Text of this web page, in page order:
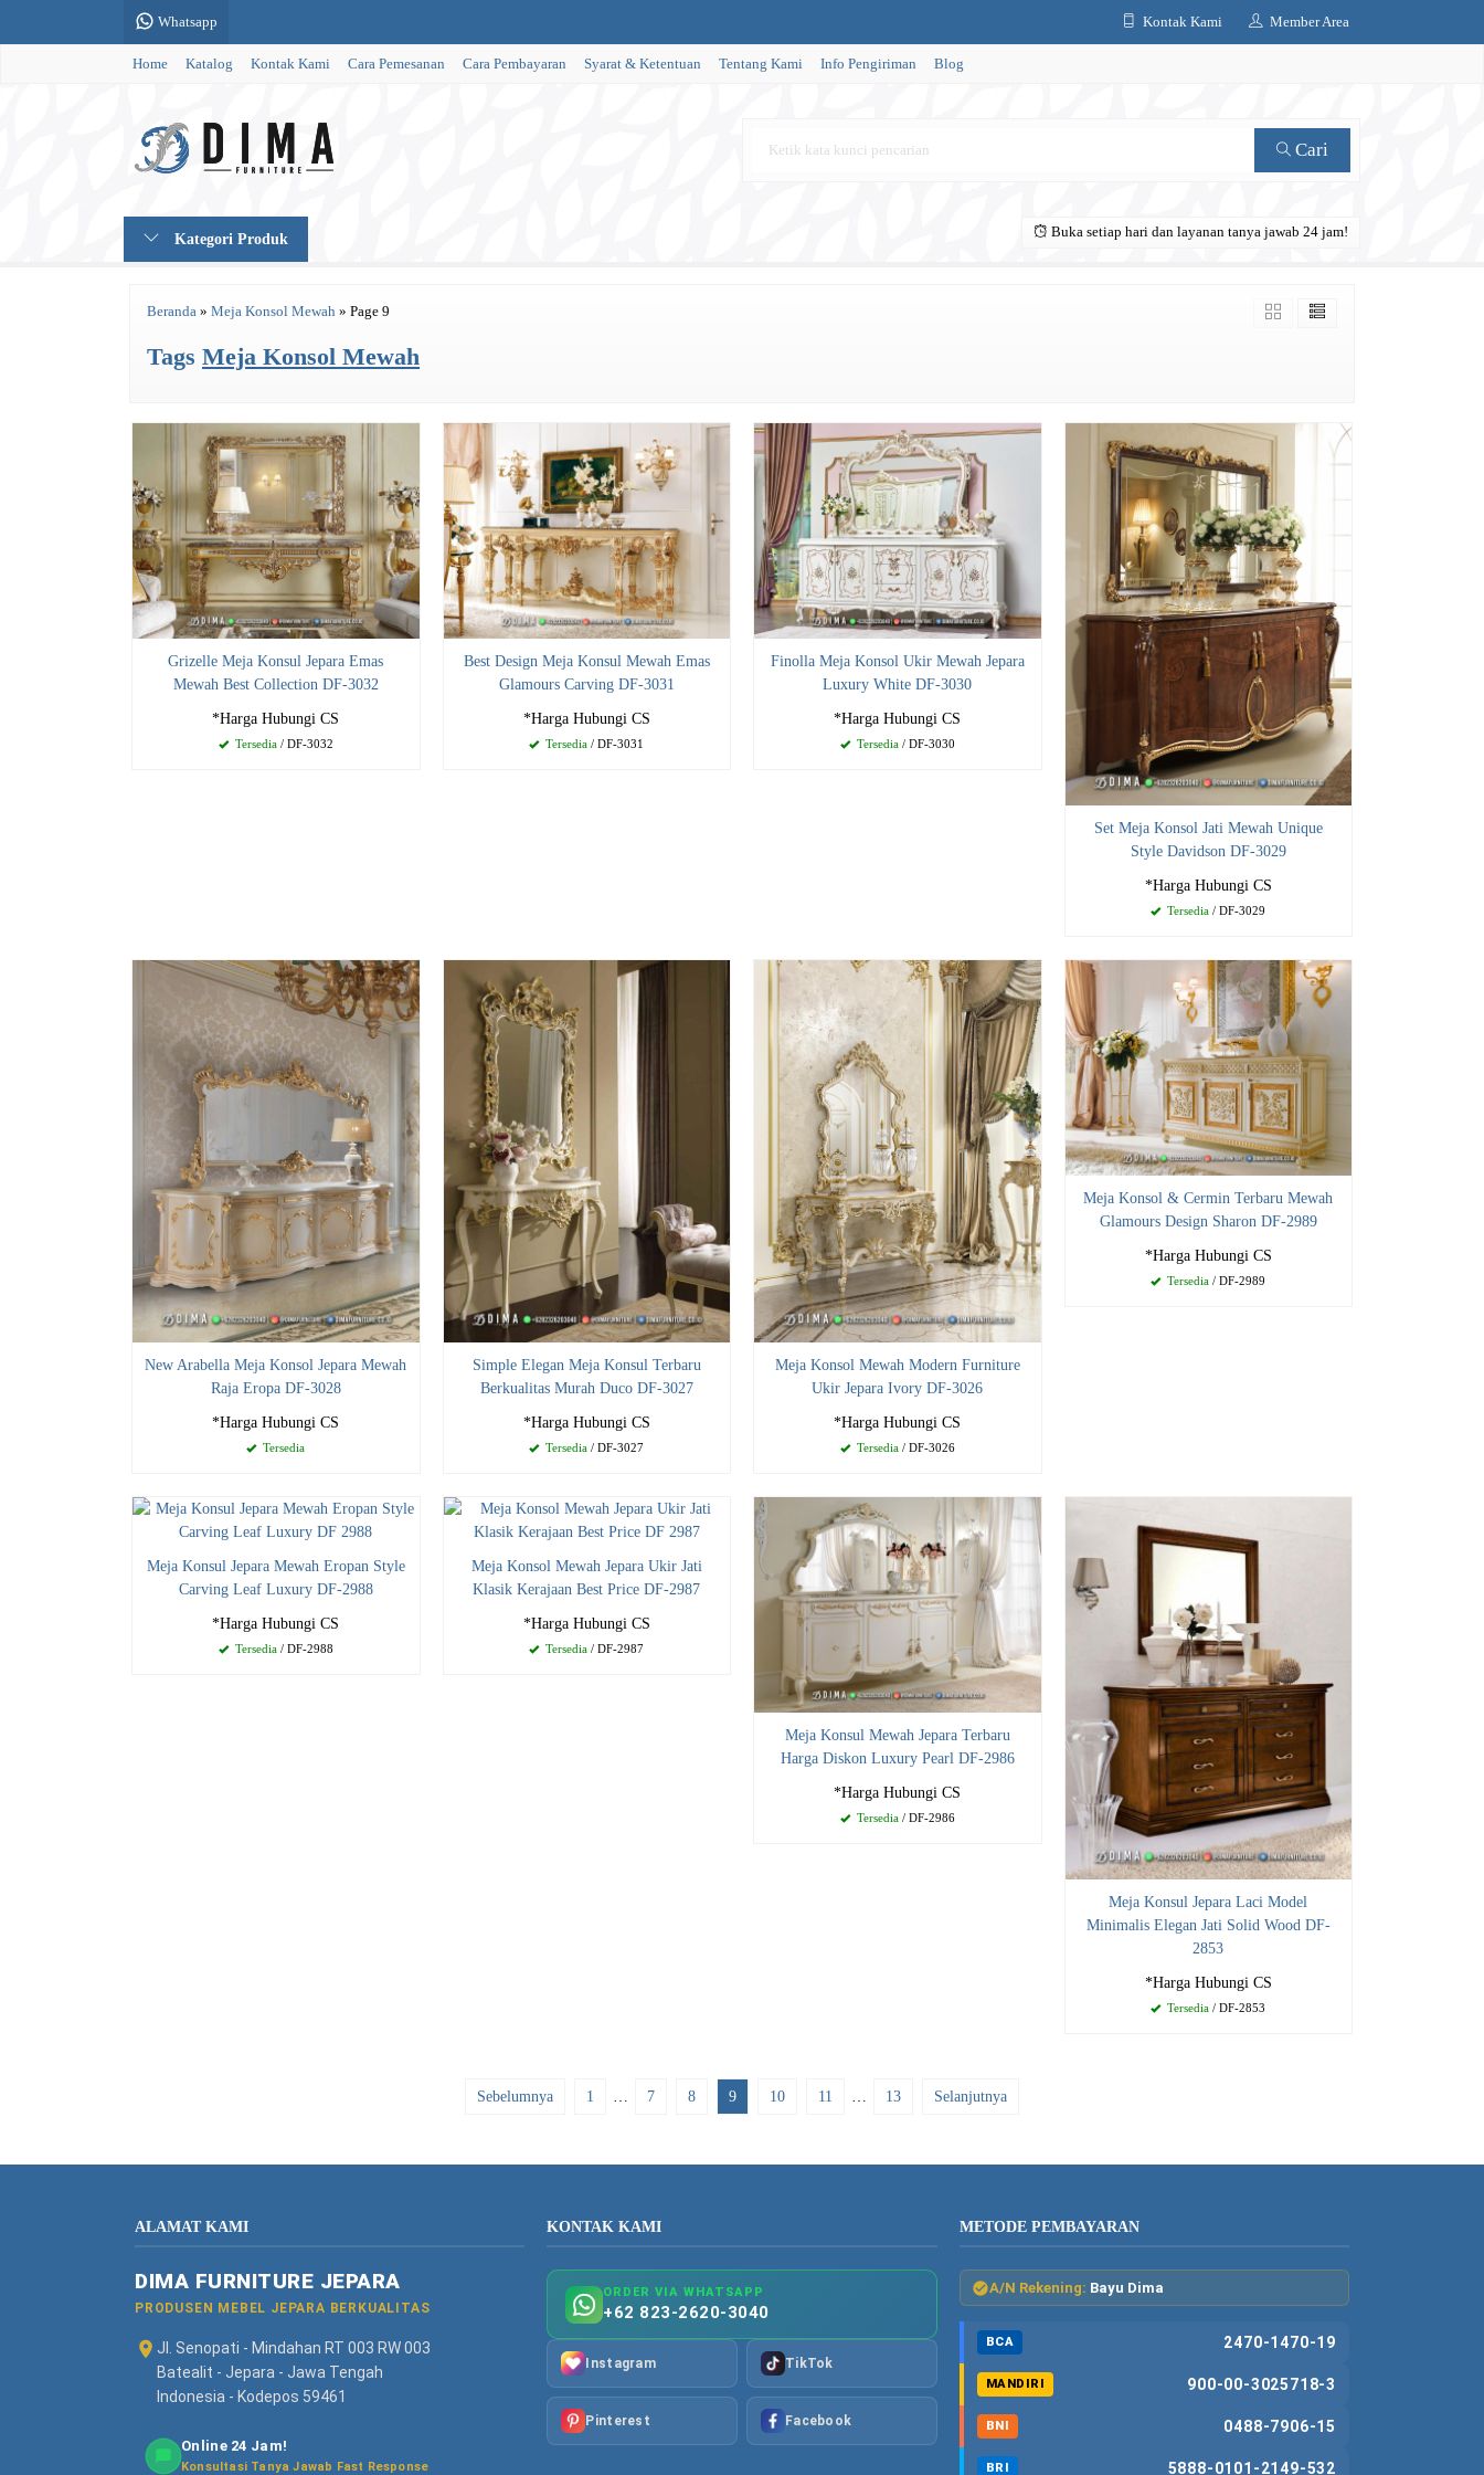
Whatsapp Kontak Kami Member Area
Home Katalog Kontak Kami Cara Pemesanan Cara Pembayaran Syarat & Ketentuan Tentang Kami Info Pengiriman Blog
Cari
Kategori Produk Buka setiap hari dan layanan tanya jawab 24 jam!
Beranda » Meja Konsol Mewah » Page 9
Tags Meja Konsol Mewah
Grizelle Meja Konsul Jepara Emas
Mewah Best Collection DF-3032
*Harga Hubungi CS
Tersedia/ DF-3032
Best Design Meja Konsul Mewah Emas
Glamours Carving DF-3031
*Harga Hubungi CS
Tersedia / DF-3031
Finolla Meja Konsol Ukir Mewah Jepara
Luxury White DF-3030
*Harga Hubungi CS
Tersedia/ DF-3030
Set Meja Konsol Jati Mewah Unique
Style Davidson DF-3029
*Harga Hubungi CS
Tersedia / DF-3029
New Arabella Meja Konsol Jepara Mewah
Raja Eropa DF-3028
*Harga Hubungi CS
Tersedia
Simple Elegan Meja Konsul Terbaru
Berkualitas Murah Duco DF-3027
*Harga Hubungi CS
Tersedia / DF-3027
Meja Konsol Mewah Modern Furniture
Ukir Jepara Ivory DF-3026
*Harga Hubungi CS
Tersedia/ DF-3026
Meja Konsol & Cermin Terbaru Mewah
Glamours Design Sharon DF-2989
*Harga Hubungi CS
Tersedia / DF-2989
Meja Konsul Jepara Mewah Eropan Style
Carving Leaf Luxury DF-2988
*Harga Hubungi CS
Tersedia/ DF-2988
Meja Konsol Mewah Jepara Ukir Jati
Klasik Kerajaan Best Price DF-2987
*Harga Hubungi CS
Tersedia / DF-2987
Meja Konsul Mewah Jepara Terbaru
Harga Diskon Luxury Pearl DF-2986
*Harga Hubungi CS
Tersedia/ DF-2986
Meja Konsul Jepara Laci Model
Minimalis Elegan Jati Solid Wood DF-
2853
*Harga Hubungi CS
Tersedia / DF-2853
Sebelumnya 1 … 7 8 9 10 11 … 13 Selanjutnya
ALAMAT KAMI
DIMA FURNITURE JEPARA
PRODUSEN MEBEL JEPARA BERKUALITAS
Jl. Senopati - Mindahan RT 003 RW 003
Batealit - Jepara - Jawa Tengah
Indonesia - Kodepos 59461
Online 24 Jam!
Konsultasi Tanya Jawab Fast Response
KONTAK KAMI
ORDER VIA WHATSAPP
+62 823-2620-3040
Instagram TikTok
Pinterest Facebook
METODE PEMBAYARAN
A/N Rekening: Bayu Dima
BCA 2470-1470-19
MANDIRI 900-00-3025718-3
BNI 0488-7906-15
BRI 5888-0101-2149-532